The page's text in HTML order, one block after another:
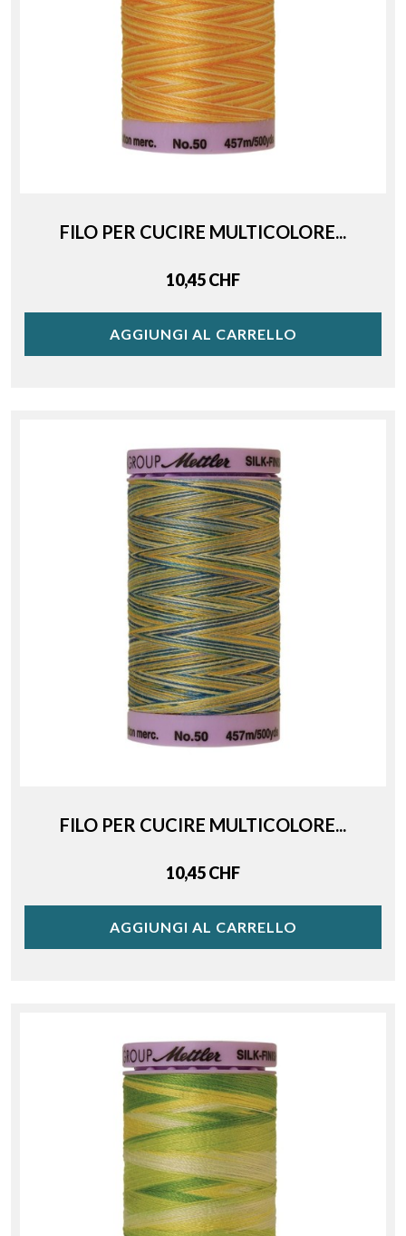
FILO PER CUCIRE MULTICOLORE...
Price
10,45 CHF
AGGIUNGI AL CARRELLO
FILO PER CUCIRE MULTICOLORE...
Price
10,45 CHF
AGGIUNGI AL CARRELLO